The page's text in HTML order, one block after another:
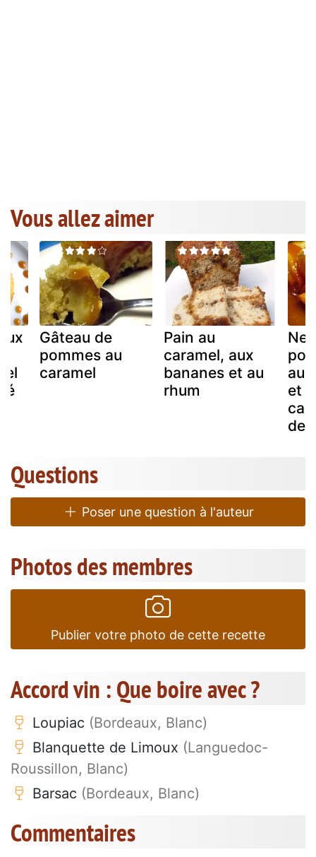
Vous allez aimer
Gâteau de
pommes au
caramel
Pain au
caramel, aux
bananes et au
rhum
au
et
de
Questions
Poser une question à l'auteur
Photos des membres
Publier votre photo de cette recette
Accord vin : Que boire avec ?
Loupiac (Bordeaux, Blanc)
Blanquette de Limoux (Languedoc-
Roussillon, Blanc)
Barsac (Bordeaux, Blanc)
Commentaires